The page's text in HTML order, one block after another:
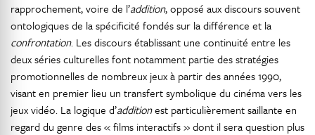
rapprochement, voire de l’addition, opposé aux discours souvent
ontologiques de la spécificité fondés sur la différence et la
confrontation. Les discours établissant une continuité entre les
deux séries culturelles font notamment partie des stratégies
promotionnelles de nombreux jeux à partir des années 1990,
visant en premier lieu un transfert symbolique du cinéma vers les
jeux vidéo. La logique d’additionest particulièrement saillante en
regard du genre des « films interactifs » dont il sera question plus